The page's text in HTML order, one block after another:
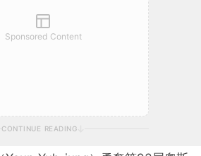
Sponsored Content
CONTINUE READING